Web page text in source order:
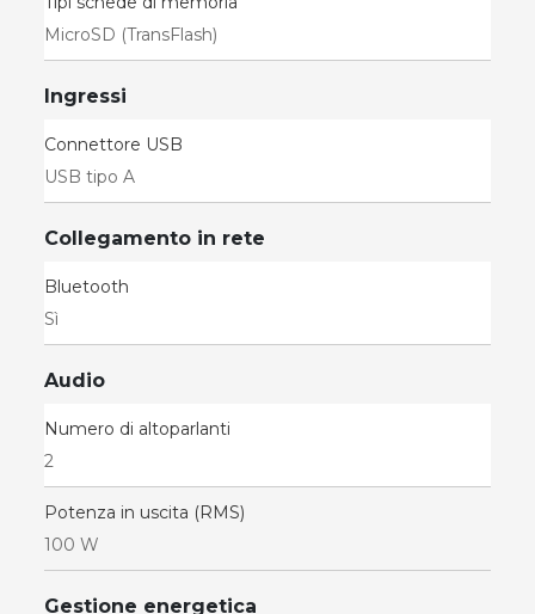
MicroSD (TransFlash)
Ingressi
Connettore USB
USB tipo A
Collegamento in rete
Bluetooth
Sì
Audio
Numero di altoparlanti
2
Potenza in uscita (RMS)
100 W
Gestione energetica